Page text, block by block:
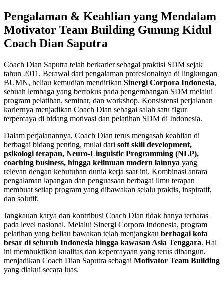
Pengalaman & Keahlian yang Mendalam
Motivator Team Building Gunung Kidul
Coach Dian Saputra
Coach Dian Saputra telah berkarier sebagai praktisi SDM sejak
tahun 2011. Berawal dari pengalaman profesionalnya di lingkungan
BUMN, beliau kemudian mendirikan Sinergi Corpora Indonesia,
sebuah lembaga yang berfokus pada pengembangan SDM melalui
program pelatihan, seminar, dan workshop. Konsistensi perjalanan
kariernya menjadikan Coach Dian sebagai salah satu figur
terpercaya di bidang motivasi dan pelatihan SDM di Indonesia.
Dalam perjalanannya, Coach Dian terus mengasah keahlian di
berbagai bidang penting, mulai dari soft skill development,
psikologi terapan, Neuro-Linguistic Programming (NLP),
coaching business, hingga keilmuan modern lainnya yang
relevan dengan kebutuhan dunia kerja saat ini. Kombinasi antara
pengalaman lapangan dan penguasaan berbagai ilmu terapan
membuat setiap program yang dibawakan selalu praktis, inspiratif,
dan solutif.
Jangkauan karya dan kontribusi Coach Dian tidak hanya terbatas
pada level nasional. Melalui Sinergi Corpora Indonesia, program
pelatihan yang beliau bawakan telah menjangkau berbagai kota
besar di seluruh Indonesia hingga kawasan Asia Tenggara. Hal
ini membuktikan kualitas dan kepercayaan yang terus dibangun,
menjadikan Coach Dian Saputra sebagai Motivator Team Building
yang diakui secara luas.